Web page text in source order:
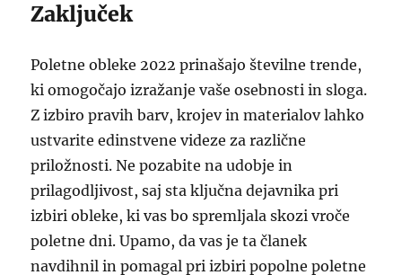
Zaključek
Poletne obleke 2022 prinašajo številne trende,
ki omogočajo izražanje vaše osebnosti in sloga.
Z izbiro pravih barv, krojev in materialov lahko
ustvarite edinstvene videze za različne
priložnosti. Ne pozabite na udobje in
prilagodljivost, saj sta ključna dejavnika pri
izbiri obleke, ki vas bo spremljala skozi vroče
poletne dni. Upamo, da vas je ta članek
navdihnil in pomagal pri izbiri popolne poletne